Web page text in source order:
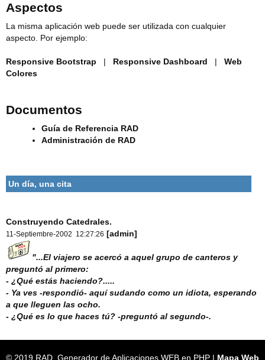
Aspectos
La misma aplicación web puede ser utilizada con cualquier
aspecto. Por ejemplo:
Responsive Bootstrap | Responsive Dashboard | Web
Colores
Documentos
Guía de Referencia RAD
Administración de RAD
Un día, una cita
Construyendo Catedrales.
11-Septiembre-2002 12:27:26 [admin]
"...El viajero se acercó a aquel grupo de canteros y
preguntó al primero:
- ¿Qué estás haciendo?.....
- Ya ves -respondió- aquí sudando como un idiota, esperando
a que lleguen las ocho.
- ¿Qué es lo que haces tú? -preguntó al segundo-.
© 2019 RAD. Generador de Aplicaciones WEB en PHP | Mapa Web